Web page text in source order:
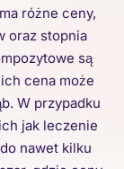
różne ceny,
oraz stopnia
są
cena może
W przypadku
jak leczenie
nawet kilku